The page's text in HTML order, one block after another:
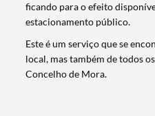
ficando para o efeito
estacionamento público.
Este é um serviço que se
local, mas também de todos
Concelho de Mora.​